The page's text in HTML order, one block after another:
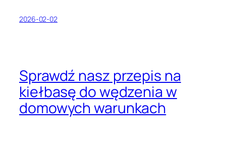
2026-02-02
Sprawdź nasz przepis na
kiełbasę do wędzenia w
domowych warunkach